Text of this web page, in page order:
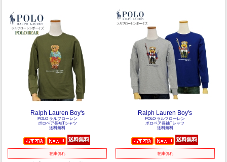
Ralph Lauren Boy's
POLO ラルフローレン
ポロベア長袖Tシャツ
送料無料
在庫切れ
Ralph Lauren Boy's
POLO ラルフローレン
ポロベア長袖Tシャツ
送料無料
在庫切れ